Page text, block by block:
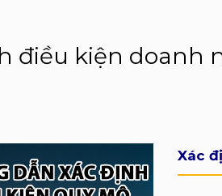
điều kiện doanh
Xác